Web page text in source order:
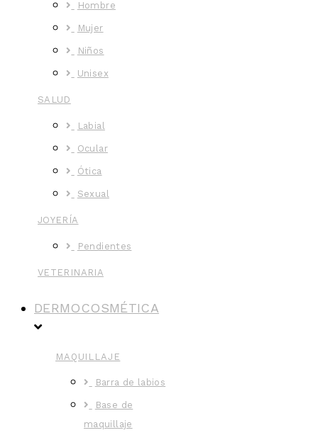
Hombre
Mujer
Niños
Unisex
SALUD
Labial
Ocular
Ótica
Sexual
JOYERÍA
Pendientes
VETERINARIA
DERMOCOSMÉTICA
MAQUILLAJE
Barra de labios
Base de
maquillaje